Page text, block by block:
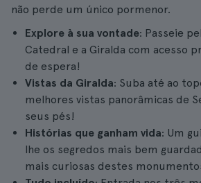
não perde um único pormenor.
Explore à sua vontade: Passeie
Catedral e a Giralda com acesso
de espera!
Vistas da Giralda: Suba até ao
melhores vistas panorâmicas de
seus pés!
Histórias que ganham vida: Um
lhe os segredos mais bem
mais curiosas destes